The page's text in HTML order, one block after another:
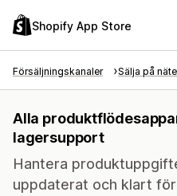
Shopify App Store
Försäljningskanaler Sälja på
Alla
lagersupport
Hantera
uppdaterat och klart